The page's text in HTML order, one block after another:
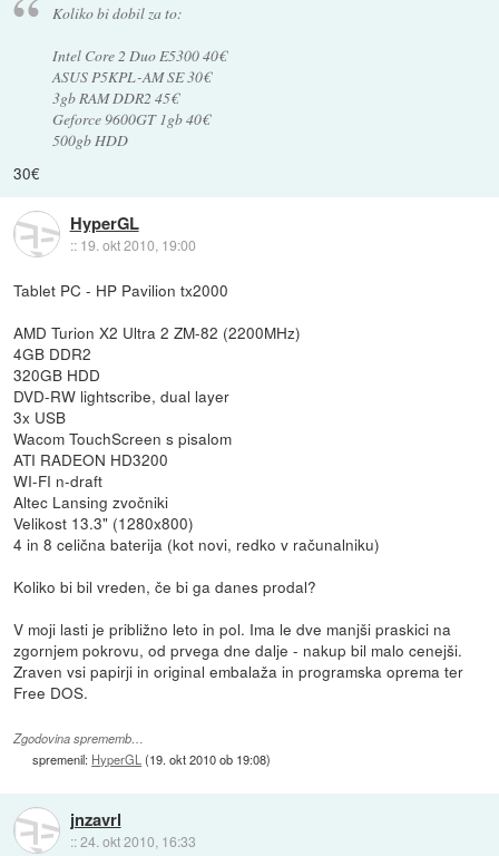
Koliko bi dobil za to:
Intel Core 2 Duo E5300 40€
ASUS P5KPL-AM SE 30€
3gb RAM DDR2 45€
Geforce 9600GT 1gb 40€
500gb HDD
30€
HyperGL
:: 19. okt 2010, 19:00
Tablet PC - HP Pavilion tx2000
AMD Turion X2 Ultra 2 ZM-82 (2200MHz)
4GB DDR2
320GB HDD
DVD-RW lightscribe, dual layer
3x USB
Wacom TouchScreen s pisalom
ATI RADEON HD3200
WI-FI n-draft
Altec Lansing zvočniki
Velikost 13.3" (1280x800)
4 in 8 celična baterija (kot novi, redko v računalniku)
Koliko bi bil vreden, če bi ga danes prodal?
V moji lasti je približno leto in pol. Ima le dve manjši praskici na
zgornjem pokrovu, od prvega dne dalje - nakup bil malo cenejši.
Zraven vsi papirji in original embalaža in programska oprema ter
Free DOS.
Zgodovina sprememb…
spremenil: HyperGL (19. okt 2010 ob 19:08)
jnzavrl
::24. okt 2010, 16:33